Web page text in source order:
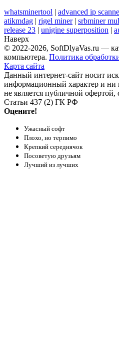
whatsminertool | advanced ip
atikmdag | rigel miner| srbminer
release 23 | unigine superposition |
Наверх
© 2022-2026, SoftDlyaVas.ru —
компьютера. Политика
Карта сайта
Данный интернет-сайт носит
информационный характер и ни
не является публичной
Статьи 437 (2) ГК РФ
Оцените!
Ужасный софт
Плохо, но терпимо
Крепкий середнячок
Посоветую друзьям
Лучший из лучших